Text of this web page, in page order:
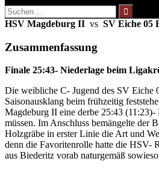
Suchen
nach:
HSV Magdeburg II vs SV Eiche 05
Zusammenfassung
Finale 25:43- Niederlage beim
Die weibliche C- Jugend des SV Eiche
Saisonausklang beim frühzeitig
Magdeburg II eine derbe 25:43 (11:23)-
müssen. Im Anschluss bemängelte der
Holzgräbe in erster Linie die Art und
denn die Favoritenrolle hatte die HSV-
aus Biederitz vorab naturgemäß